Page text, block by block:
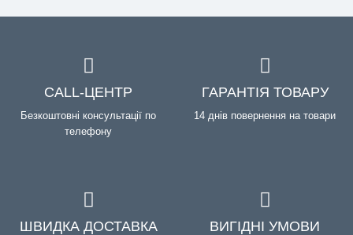
CALL-ЦЕНТР
Безкоштовні консультації по
телефону
ГАРАНТІЯ ТОВАРУ
14 днів повернення на товари
ШВИДКА ДОСТАВКА ВИГІДНІ УМОВИ